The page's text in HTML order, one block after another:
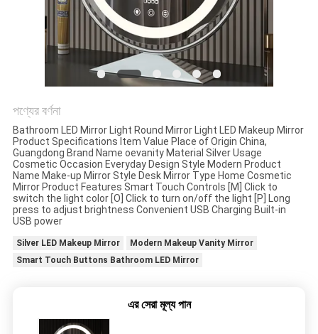
ক্ষেত্রেই
উদ্ধৃতির
জন্য
আবেদন
SITEMAP
পণ্যের বর্ণনা
Bathroom LED Mirror Light Round Mirror Light LED Makeup Mirror
Product Specifications Item Value Place of Origin China,
Guangdong Brand Name oevanity Material Silver Usage
Cosmetic Occasion Everyday Design Style Modern Product
Name Make-up Mirror Style Desk Mirror Type Home Cosmetic
Mirror Product Features Smart Touch Controls [M] Click to
switch the light color [O] Click to turn on/off the light [P] Long
press to adjust brightness Convenient USB Charging Built-in
USB power
Silver LED Makeup Mirror
Modern Makeup Vanity Mirror
Smart Touch Buttons Bathroom LED Mirror
এর সেরা মূল্য পান